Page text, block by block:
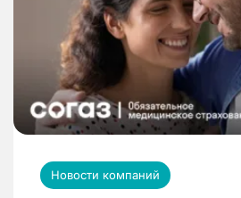
Новости компаний